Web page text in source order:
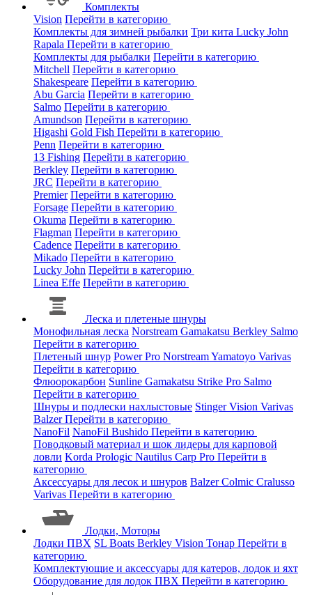
Комплекты
Vision Перейти в категорию
Комплекты для зимней рыбалки Три кита Lucky John
Rapala Перейти в категорию
Комплекты для рыбалки Перейти в категорию
Mitchell Перейти в категорию
Shakespeare Перейти в категорию
Abu Garcia Перейти в категорию
Salmo Перейти в категорию
Amundson Перейти в категорию
Higashi Gold Fish Перейти в категорию
Penn Перейти в категорию
13 Fishing Перейти в категорию
Berkley Перейти в категорию
JRC Перейти в категорию
Premier Перейти в категорию
Forsage Перейти в категорию
Okuma Перейти в категорию
Flagman Перейти в категорию
Cadence Перейти в категорию
Mikado Перейти в категорию
Lucky John Перейти в категорию
Linea Effe Перейти в категорию
Леска и плетеные шнуры
Монофильная леска Norstream Gamakatsu Berkley Salmo
Перейти в категорию
Плетеный шнур Power Pro NorstreamYamatoyo Varivas
Перейти в категорию
Флюорокарбон Sunline Gamakatsu Strike Pro Salmo
Перейти в категорию
Шнуры и подлески нахлыстовые StingerVision Varivas
BalzerПерейти в категорию
NanoFil NanoFil Bushido Перейти в категорию
Поводковый материал и шок лидеры для карповой
ловли Korda Prologic Nautilus Carp Pro Перейти в
категорию
Аксессуары для лесок и шнуров BalzerColmic Cralusso
Varivas Перейти в категорию
Лодки, Моторы
Лодки ПВХ SL Boats Berkley Vision Тонар Перейти в
категорию
Комплектующие и аксессуары для катеров, лодок и яхт
Оборудование для лодок ПВХ Перейти в категорию